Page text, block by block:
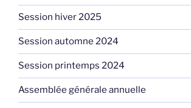
Session hiver 2025
Session automne 2024
Session printemps 2024
Assemblée générale annuelle